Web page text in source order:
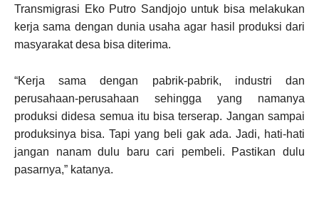
Transmigrasi Eko Putro Sandjojo untuk bisa melakukan
kerja sama dengan dunia usaha agar hasil produksi dari
masyarakat desa bisa diterima.
“Kerja sama dengan pabrik-pabrik, industri dan
perusahaan-perusahaan sehingga yang namanya
produksi didesa semua itu bisa terserap. Jangan sampai
produksinya bisa. Tapi yang beli gak ada. Jadi, hati-hati
jangan nanam dulu baru cari pembeli. Pastikan dulu
pasarnya,” katanya.